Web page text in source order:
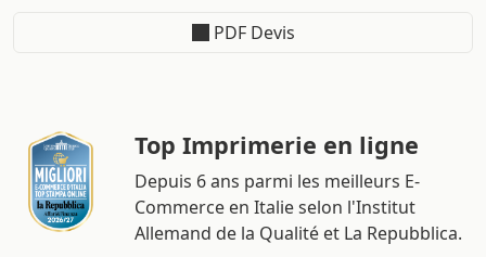
PDF Devis
Top Imprimerie en ligne
Depuis 6 ans parmi les meilleurs E-
Commerce en Italie selon l'Institut
Allemand de la Qualité et La Repubblica.